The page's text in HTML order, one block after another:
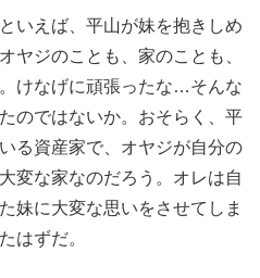
いえば、平山が妹を抱きしめ
ヤジのことも、家のことも、
けなげに頑張ったな…そんな
のではないか。おそらく、平
る資産家で、オヤジが自分の
変な家なのだろう。オレは自
妹に大変な思いをさせてしま
はずだ。